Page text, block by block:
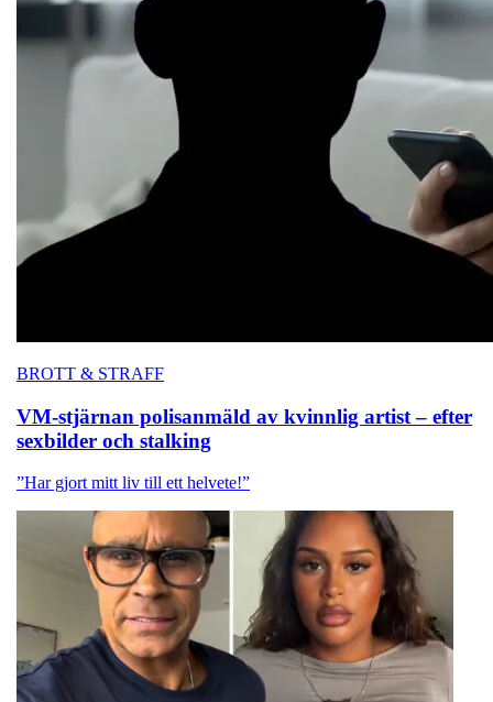
BROTT & STRAFF
VM-stjärnan polisanmäld av kvinnlig artist – efter
sexbilder och stalking
”Har gjort mitt liv till ett helvete!”